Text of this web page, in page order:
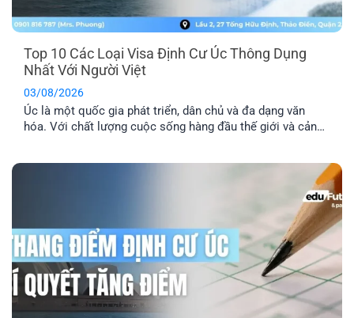
Top 10 Các Loại Visa Định Cư Úc Thông Dụng
Nhất Với Người Việt
03/08/2026
Úc là một quốc gia phát triển, dân chủ và đa dạng văn
hóa. Với chất lượng cuộc sống hàng đầu thế giới và cảnh